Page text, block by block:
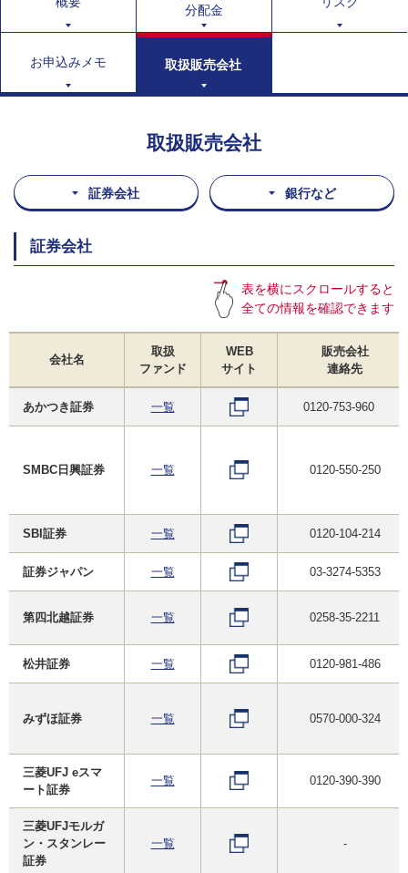
分配金
お申込みメモ 取扱販売会社
取扱販売会社
証券会社 銀行など
証券会社
表を横にスクロールすると
全ての情報を確認できます
会社名
取扱
ファンド
WEB
サイト
販売会社
連絡先
あかつき証券 一覧 0120-753-960
SMBC日興証券 一覧 0120-550-250
SBI証券 一覧 0120-104-214
証券ジャパン 一覧 03-3274-5353
第四北越証券 一覧 0258-35-2211
松井証券 一覧 0120-981-486
みずほ証券 一覧 0570-000-324
三菱UFJ eスマ
ート証券
一覧 0120-390-390
三菱UFJモルガ
ン・スタンレー
証券
一覧 -